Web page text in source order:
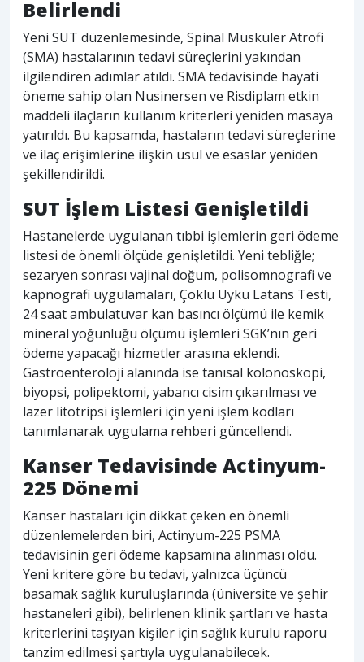
Belirlendi
Yeni SUT düzenlemesinde, Spinal Müsküler Atrofi
(SMA) hastalarının tedavi süreçlerini yakından
ilgilendiren adımlar atıldı. SMA tedavisinde hayati
öneme sahip olan Nusinersen ve Risdiplam etkin
maddeli ilaçların kullanım kriterleri yeniden masaya
yatırıldı. Bu kapsamda, hastaların tedavi süreçlerine
ve ilaç erişimlerine ilişkin usul ve esaslar yeniden
şekillendirildi.
SUT İşlem Listesi Genişletildi
Hastanelerde uygulanan tıbbi işlemlerin geri ödeme
listesi de önemli ölçüde genişletildi. Yeni tebliğle;
sezaryen sonrası vajinal doğum, polisomnografi ve
kapnografi uygulamaları, Çoklu Uyku Latans Testi,
24 saat ambulatuvar kan basıncı ölçümü ile kemik
mineral yoğunluğu ölçümü işlemleri SGK’nın geri
ödeme yapacağı hizmetler arasına eklendi.
Gastroenteroloji alanında ise tanısal kolonoskopi,
biyopsi, polipektomi, yabancı cisim çıkarılması ve
lazer litotripsi işlemleri için yeni işlem kodları
tanımlanarak uygulama rehberi güncellendi.
Kanser Tedavisinde Actinyum-
225 Dönemi
Kanser hastaları için dikkat çeken en önemli
düzenlemelerden biri, Actinyum-225 PSMA
tedavisinin geri ödeme kapsamına alınması oldu.
Yeni kritere göre bu tedavi, yalnızca üçüncü
basamak sağlık kuruluşlarında (üniversite ve şehir
hastaneleri gibi), belirlenen klinik şartları ve hasta
kriterlerini taşıyan kişiler için sağlık kurulu raporu
tanzim edilmesi şartıyla uygulanabilecek.